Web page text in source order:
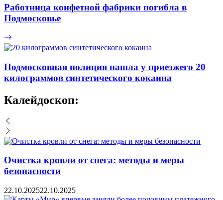
Работница конфетной фабрики погибла в
Подмосковье
Подмосковная полиция нашла у приезжего 20
килограммов синтетического кокаина
Калейдоскоп:
Очистка кровли от снега: методы и меры
безопасности
22.10.202522.10.2025